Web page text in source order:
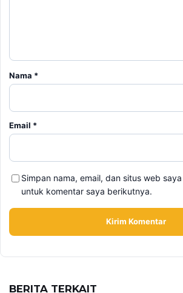
Kejagung Ungkap Status Sebenarnya